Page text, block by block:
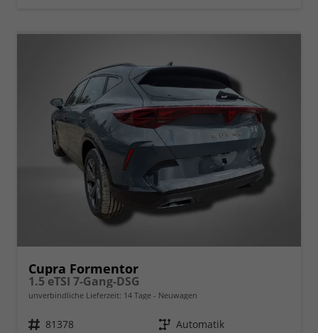
Cupra Formentor
1.5 eTSI 7-Gang-DSG
unverbindliche Lieferzeit: 14 Tage Neuwagen
Fahrzeugnr. 81378 Getriebe Automatik